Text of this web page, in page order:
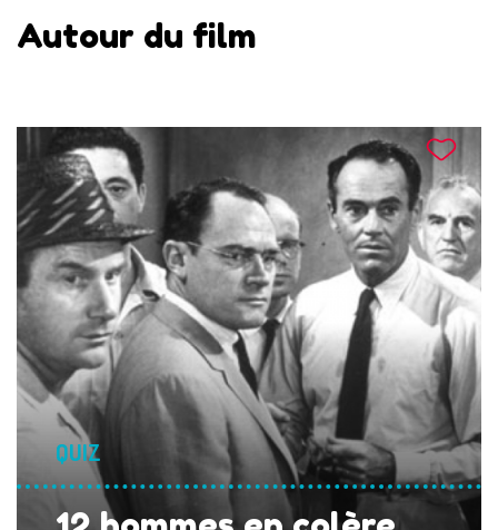
Autour du film
QUIZ